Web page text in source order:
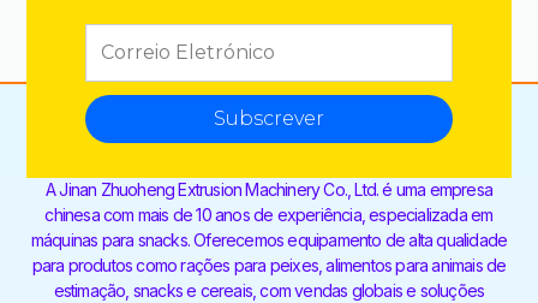
Subscrever
A Jinan Zhuoheng Extrusion Machinery Co., Ltd. é uma empresa
chinesa com mais de 10 anos de experiência, especializada em
máquinas para snacks. Oferecemos equipamento de alta qualidade
para produtos como rações para peixes, alimentos para animais de
estimação, snacks e cereais, com vendas globais e soluções